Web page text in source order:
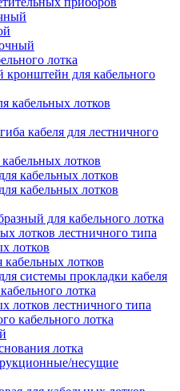
лотка
для кабельного
кабельных лотков
кабеля для лестничного
лотков
кабельных лотков
кабельных лотков
для кабельного лотка
лотков лестничного типа
лотков
лотков
системы прокладки кабеля
лотка
лотков лестничного типа
кабельного лотка
лотка
несущие